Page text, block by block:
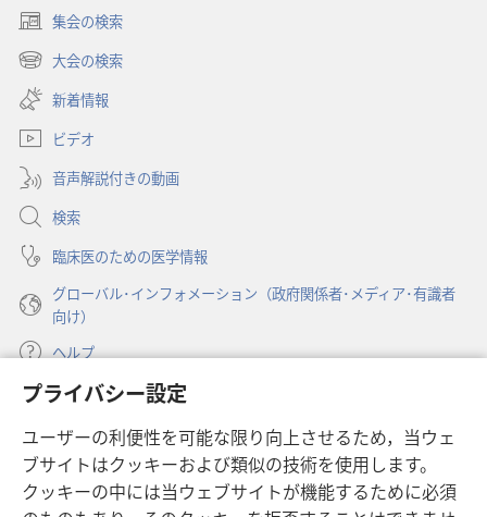
プライバシー設定
ユーザーの利便性を可能な限り向上させるため，当ウェ
ブサイトはクッキーおよび類似の技術を使用します。
クッキーの中には当ウェブサイトが機能するために必須
集会の検索
（新
し
タ
で
開
く）
大会の検索
（新
し
い
タ
ブ
で
開
く）
新着情報
ビデオ
音声解説付きの動画
検索
臨床医のための医学情報
グローバル･インフォメーション（政府関係者･メディア･有識者
向け）
ヘルプ
寄付
し
い
タ
ブ
ものみの塔 オンライン・ライブラリー
（新
し
®